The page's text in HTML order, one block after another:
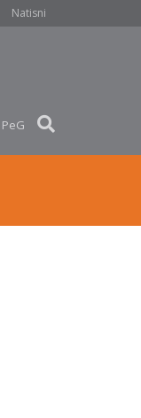
Natisni
PeG